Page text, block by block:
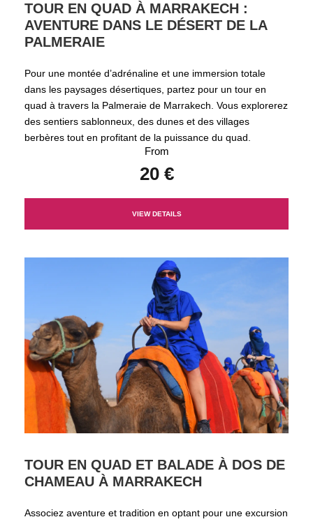
TOUR EN QUAD À MARRAKECH :
AVENTURE DANS LE DÉSERT DE LA
PALMERAIE
Pour une montée d’adrénaline et une immersion totale
dans les paysages désertiques, partez pour un tour en
quad à travers la Palmeraie de Marrakech. Vous explorerez
des sentiers sablonneux, des dunes et des villages
berbères tout en profitant de la puissance du quad.
From
20 €
VIEW DETAILS
TOUR EN QUAD ET BALADE À DOS DE
CHAMEAU À MARRAKECH
Associez aventure et tradition en optant pour une excursion